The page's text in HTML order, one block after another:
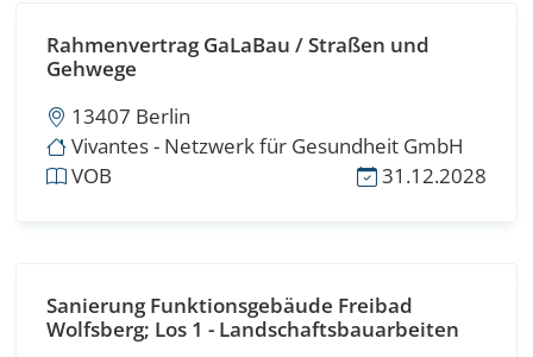
Rahmenvertrag GaLaBau / Straßen und
Gehwege
13407 Berlin
Vivantes - Netzwerk für Gesundheit GmbH
VOB
31.12.2028
Sanierung Funktionsgebäude Freibad
Wolfsberg; Los 1 - Landschaftsbauarbeiten